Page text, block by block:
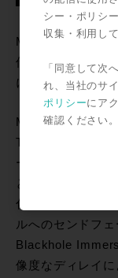
MicroPitchは、
伝説的な機材
に進化を続けてき
MicroPitch
Top/Mainそれぞ
ールすることに
とができます。
化させることが
ルへのセンドフ
Blackhole
像度なディレイ
シー・ポリシ
収集・利用し
「同意して次
れ、当社のサ
ポリシーにア
確認ください。